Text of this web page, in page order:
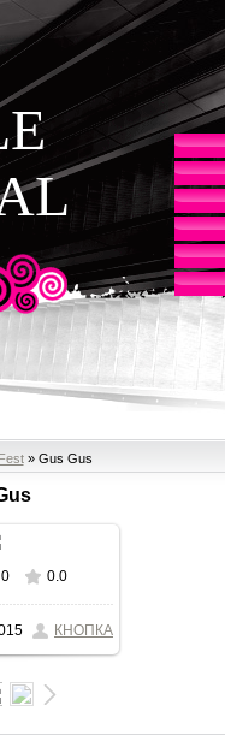
» Gus Gus
размере
0 0.0
КНОПКА